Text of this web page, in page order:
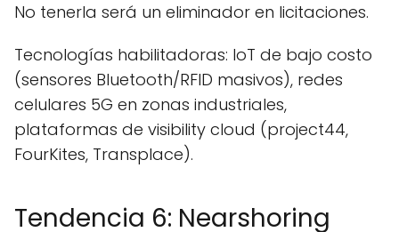
No tenerla será un eliminador en licitaciones.
Tecnologías habilitadoras: IoT de bajo costo
(sensores Bluetooth/RFID masivos), redes
celulares 5G en zonas industriales,
plataformas de visibility cloud (project44,
FourKites, Transplace).
Tendencia 6: Nearshoring